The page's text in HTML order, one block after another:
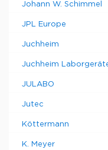
Johann W. Schimmel
JPL Europe
Juchheim
Juchheim
JULABO
Jutec
Köttermann
K. Meyer